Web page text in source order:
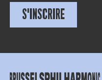
S'INSCRIRE